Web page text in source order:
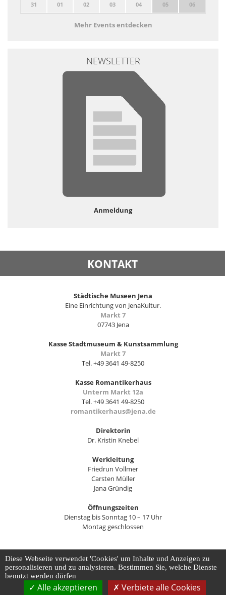
31 01 02 03 04 05 06
Mehr Events entdecken
NEWSLETTER
Anmeldung
KONTAKT
Städtische Museen Jena
Eine Einrichtung von JenaKultur.
Markt 7
07743 Jena
Kasse Stadtmuseum & Kunstsammlung
Markt 7
Tel. +49 3641 49-8250
Kasse Romantikerhaus
Unterm Markt 12a
Tel. +49 3641 49-8250
romantikerhaus@jena.de
Direktorin
Dr. Kristin Knebel
Werkleitung
Friedrun Vollmer
Carsten Müller
Jana Gründig
Öffnungszeiten
Dienstag bis Sonntag 10 – 17 Uhr
Montag geschlossen
Kontakt Impressum Datenschutz
Barrierefreiheit
Datenschutz-Einstellungen anpassen
Diese Webseite verwendet 'Cookies' um Inhalte und Anzeigen zu
personalisieren und zu analysieren. Bestimmen Sie, welche Dienste
benutzt werden dürfen
Alle akzeptieren Verbiete alle Cookies